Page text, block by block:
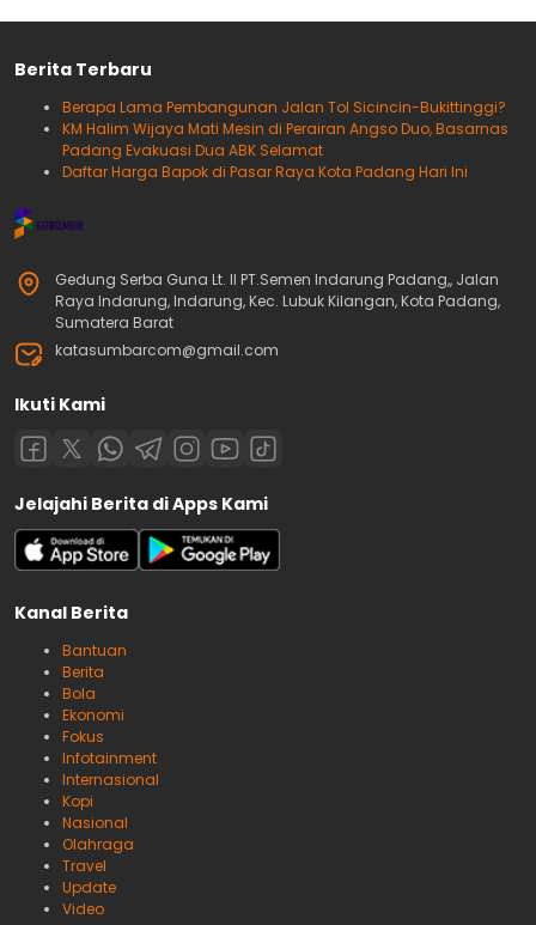
Berita Terbaru
Berapa Lama Pembangunan Jalan Tol Sicincin-Bukittinggi?
KM Halim Wijaya Mati Mesin di Perairan Angso Duo, Basarnas
Padang Evakuasi Dua ABK Selamat
Daftar Harga Bapok di Pasar Raya Kota Padang Hari Ini
Gedung Serba Guna Lt. II PT.Semen Indarung Padang,, Jalan
Raya Indarung, Indarung, Kec. Lubuk Kilangan, Kota Padang,
Sumatera Barat
katasumbarcom@gmail.com
Ikuti Kami
Jelajahi Berita di Apps Kami
Kanal Berita
Bantuan
Berita
Bola
Ekonomi
Fokus
Infotainment
Internasional
Kopi
Nasional
Olahraga
Travel
Update
Video